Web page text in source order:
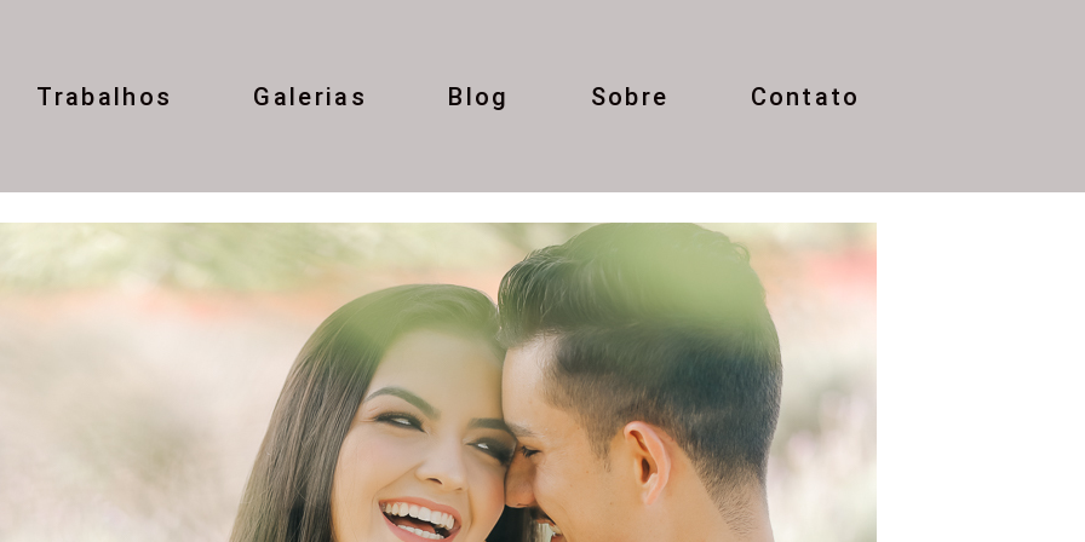
Trabalhos Galerias Blog Sobre Contato